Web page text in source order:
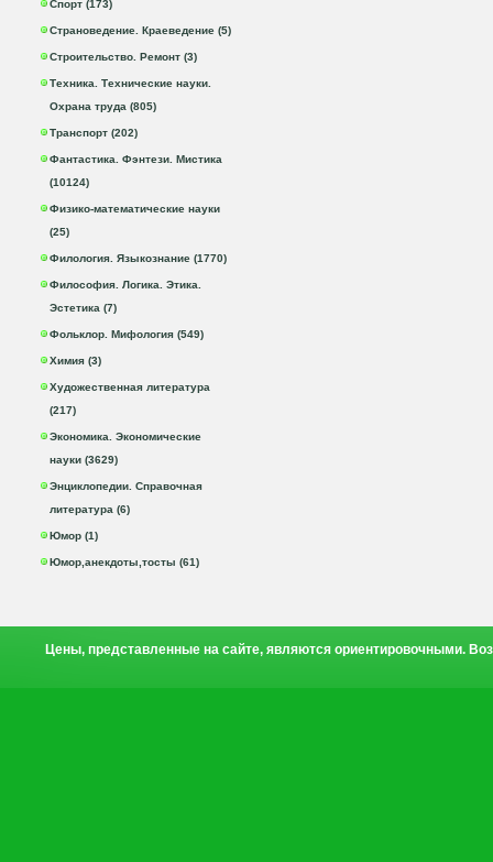
Спорт (173)
Страноведение. Краеведение (5)
Строительство. Ремонт (3)
Техника. Технические науки.
Охрана труда (805)
Транспорт (202)
Фантастика. Фэнтези. Мистика
(10124)
Физико-математические науки
(25)
Филология. Языкознание (1770)
Философия. Логика. Этика.
Эстетика (7)
Фольклор. Мифология (549)
Химия (3)
Художественная литература
(217)
Экономика. Экономические
науки (3629)
Энциклопедии. Справочная
литература (6)
Юмор (1)
Юмор,анекдоты,тосты (61)
Цены, представленные на сайте, являются ориентировочными.